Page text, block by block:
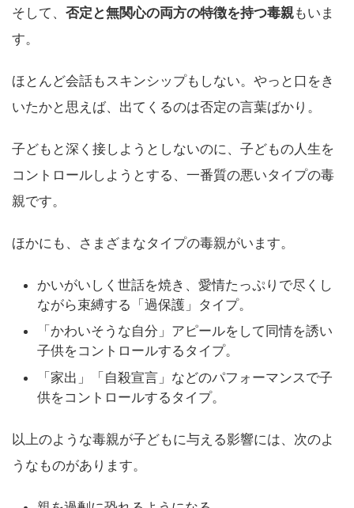
そして、 否定と無関心の両方の特徴を持つ毒親もいま
す。
ほとんど会話もスキンシップもしない。やっと口をき
いたかと思えば、出てくるのは否定の言葉ばかり。
子どもと深く接しようとしないのに、子どもの人生を
コントロールしようとする、一番質の悪いタイプの毒
親です。
ほかにも、さまざまなタイプの毒親がいます。
かいがいしく世話を焼き、愛情たっぷりで尽くし
ながら束縛する「過保護」タイプ。
「かわいそうな自分」アピールをして同情を誘い
子供をコントロールするタイプ。
「家出」「自殺宣言」などのパフォーマンスで子
供をコントロールするタイプ。
以上のような毒親が子どもに与える影響には、次のよ
うなものがあります。